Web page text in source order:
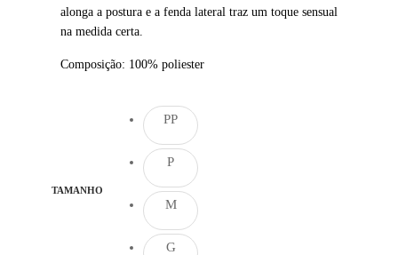
alonga a postura e a fenda lateral traz um toque sensual
na medida certa.
Composição: 100% poliester
TAMANHO
PP
P
M
G